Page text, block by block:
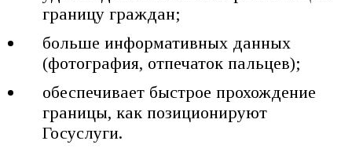
границу граждан;
больше информативных данных
(фотография, отпечаток пальцев);
обеспечивает быстрое прохождение
границы, как позиционируют
Госуслуги.